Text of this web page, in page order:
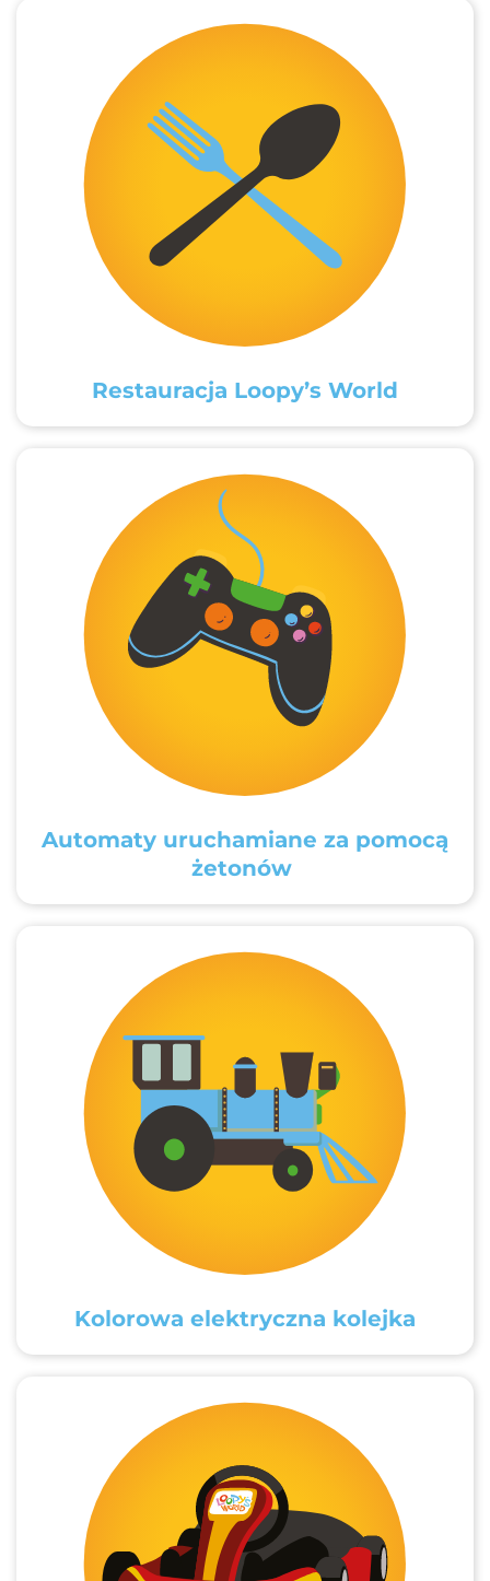
Restauracja Loopy’s World
Automaty uruchamiane za pomocą
żetonów
Kolorowa elektryczna kolejka